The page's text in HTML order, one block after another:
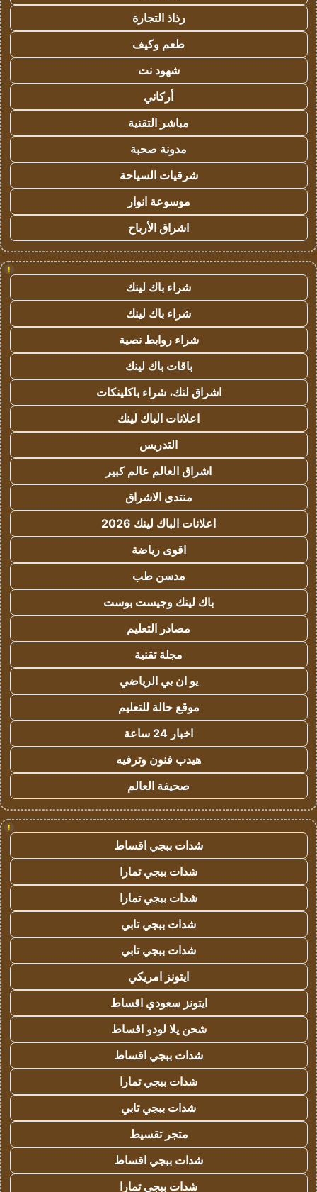
رذاذ التجارة
طعم وكيف
شهود نت
أركاني
مباشر التقنية
مدونة صحبة
شرقيات السياحة
موسوعة انوار
اشراق الأرباح
!
شراء باك لينك
شراء باك لينك
شراء روابط نصية
باقات باك لينك
اشراق لنك، شراء باكلينكات
اعلانات الباك لينك
التدريس
اشراق العالم عالم كبير
منتدى الاشراق
اعلانات الباك لينك 2026
اقوى رياضة
مدسن طب
باك لينك وجيست بوست
مصادر التعليم
مجلة تقنية
يو ان بي الرياضي
موقع حالة للتعليم
اخبار 24 ساعة
هيدب فنون وترفيه
صحيفة العالم
!
شدات ببجي اقساط
شدات ببجي تمارا
شدات ببجي تمارا
شدات ببجي تابي
شدات ببجي تابي
ايتونز امريكي
ايتونز سعودي اقساط
شحن يلا لودو اقساط
شدات ببجي اقساط
شدات ببجي تمارا
شدات ببجي تابي
متجر تقسيط
شدات ببجي اقساط
شدات ببجي تمارا